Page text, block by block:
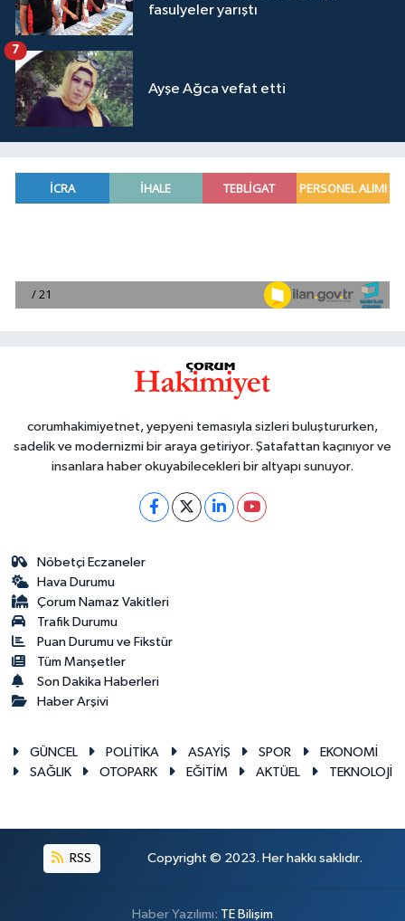
fasulyeler yarıştı
Ayşe Ağca vefat etti
7
corumhakimiyetnet, yepyeni temasıyla sizleri buluştururken,
sadelik ve modernizmi bir araya getiriyor. Şatafattan kaçınıyor ve
insanlara haber okuyabilecekleri bir altyapı sunuyor.
Nöbetçi Eczaneler
Hava Durumu
Çorum Namaz Vakitleri
Trafik Durumu
Puan Durumu ve Fikstür
Tüm Manşetler
Son Dakika Haberleri
Haber Arşivi
GÜNCEL POLİTİKA ASAYİŞ SPOR
EKONOMİ
SAĞLIK
OTOPARK EĞİTİM AKTÜEL TEKNOLOJİ
RSS Copyright © 2023. Her hakkı saklıdır.
Haber Yazılımı: TE Bilişim